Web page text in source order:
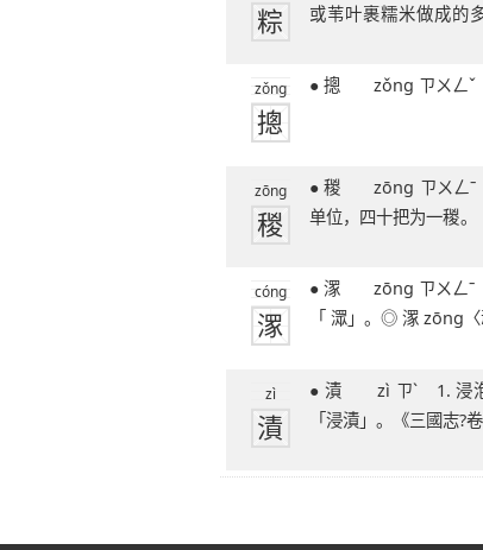
粽
或苇叶裹糯米做成的
zǒng
摠
● 摠 zǒng
zōng
稯
● 稯 zōng ㄗㄨㄥˉ 1. 古代计算禾束的
单位，四十把为一稯
cóng
潈
● 潈 zōng ㄗㄨㄥˉ ◎ 同「潨」。亦作
「 潀」。◎ 潈 zōng
zì
漬
● 漬 zì ㄗˋ 1. 浸泡。如：「醃漬」、
「浸漬」。《三國志?